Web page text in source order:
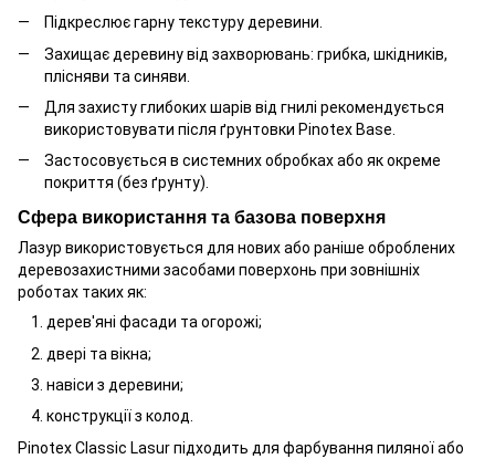
Підкреслює гарну текстуру деревини.
Захищає деревину від захворювань: грибка, шкідників,
плісняви ​​та синяви.
Для захисту глибоких шарів від гнилі рекомендується
використовувати після ґрунтовки Pinotex Base.
Застосовується в системних обробках або як окреме
покриття (без ґрунту).
Сфера використання та базова поверхня
Лазур використовується для нових або раніше оброблених
деревозахистними засобами поверхонь при зовнішніх
роботах таких як:
дерев'яні фасади та огорожі;
двері та вікна;
навіси з деревини;
конструкції з колод.
Pinotex Classic Lasur підходить для фарбування пиляної або